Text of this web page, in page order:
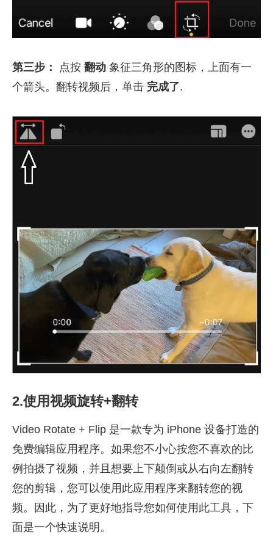
第三步： 点按 翻动 象征三角形的图标，上面有一
个箭头。翻转视频后，单击 完成了.
2.使用视频旋转+翻转
Video Rotate + Flip 是一款专为 iPhone 设备打造的
免费编辑应用程序。如果您不小心按您不喜欢的比
例拍摄了视频，并且想要上下颠倒或从右向左翻转
您的剪辑，您可以使用此应用程序来翻转您的视
频。因此，为了更好地指导您如何使用此工具，下
面是一个快速说明。